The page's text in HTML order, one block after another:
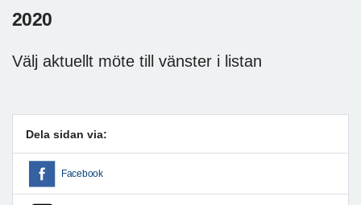
2020
Välj aktuellt möte till vänster i listan
Dela sidan via:
Facebook